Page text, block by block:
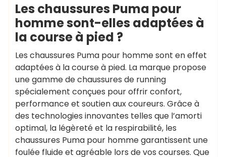
Les chaussures Puma pour
homme sont-elles adaptées à
la course à pied ?
Les chaussures Puma pour homme sont en effet
adaptées à la course à pied. La marque propose
une gamme de chaussures de running
spécialement conçues pour offrir confort,
performance et soutien aux coureurs. Grâce à
des technologies innovantes telles que l’amorti
optimal, la légèreté et la respirabilité, les
chaussures Puma pour homme garantissent une
foulée fluide et agréable lors de vos courses. Que